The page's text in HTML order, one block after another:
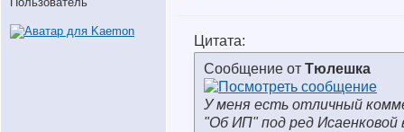
Цитата:
Сообщение от Тюлешка
У меня есть отличный
"Об ИП" под ред Исаенковой